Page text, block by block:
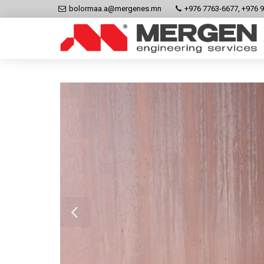
bolormaa.a@mergenes.mn +976 7763-6677, +976